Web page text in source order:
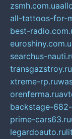
zsmh.com.ua
all-tattoos-for-
best-
searchus-
transgazstroy.ru
xtreme-rp.ru
orenferma.ru
backstage-
prime-cars63.ru
legardoauto.ru